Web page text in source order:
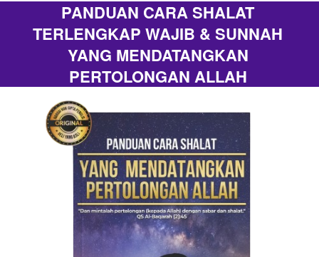
PANDUAN CARA SHALAT
TERLENGKAP WAJIB & SUNNAH
YANG MENDATANGKAN
PERTOLONGAN ALLAH